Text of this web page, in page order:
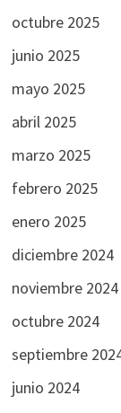
octubre 2025
junio 2025
mayo 2025
abril 2025
marzo 2025
febrero 2025
enero 2025
diciembre 2024
noviembre 2024
octubre 2024
septiembre
junio 2024